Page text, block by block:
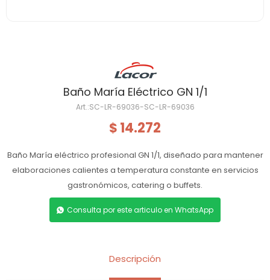
Baño María Eléctrico GN 1/1
SC-LR-69036-SC-LR-69036
$ 14.272
Baño María eléctrico profesional GN 1/1, diseñado para mantener
elaboraciones calientes a temperatura constante en servicios
gastronómicos, catering o buffets.
Consulta por este articulo en WhatsApp
Descripción